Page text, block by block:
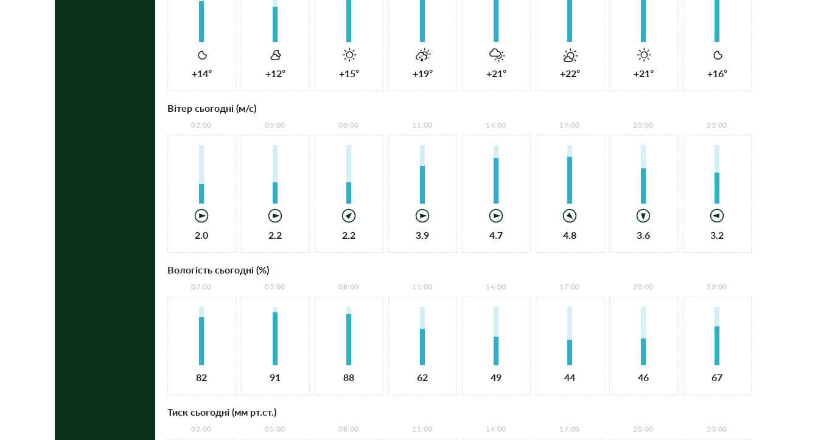
+14° +12° +15° +19° +21° +22° +21° +16°
Вітер сьогодні (м/с)
02:00
2.0
05:00
2.2
08:00
2.2
11:00
3.9
14:00
4.7
17:00
4.8
20:00
3.6
23:00
3.2
Вологість сьогодні (%)
02:00
82
05:00
91
08:00
88
11:00
62
14:00
49
17:00
44
20:00
46
23:00
67
Тиск сьогодні (мм рт.ст.)
02:00 05:00 08:00 11:00 14:00 17:00 20:00 23:00